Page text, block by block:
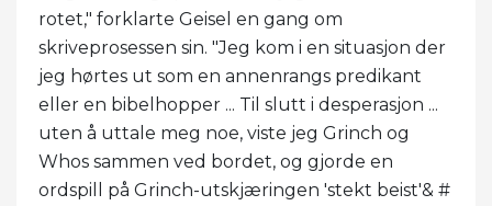
rotet," forklarte Geisel en gang om
skriveprosessen sin. "Jeg kom i en situasjon der
jeg hørtes ut som en annenrangs predikant
eller en bibelhopper ... Til slutt i desperasjon ...
uten å uttale meg noe, viste jeg Grinch og
Whos sammen ved bordet, og gjorde en
ordspill på Grinch-utskjæringen 'stekt beist'& #